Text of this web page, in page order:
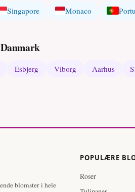
Singapore Monaco
Esbjerg Viborg Aarhus
blomster i hele
POPULÆRE
Roser